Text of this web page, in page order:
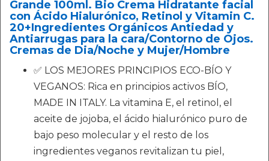
Grande 100ml. Bio Crema Hidratante facial
con Ácido Hialurónico, Retinol y Vitamin C.
20+Ingredientes Orgánicos Antiedad y
Antiarrugas para la cara/Contorno de Ojos.
Cremas de Dia/Noche y Mujer/Hombre
✅ LOS MEJORES PRINCIPIOS ECO-BÍO Y
VEGANOS: Rica en principios activos BÍO,
MADE IN ITALY. La vitamina E, el retinol, el
aceite de jojoba, el ácido hialurónico puro de
bajo peso molecular y el resto de los
ingredientes veganos revitalizan tu piel,